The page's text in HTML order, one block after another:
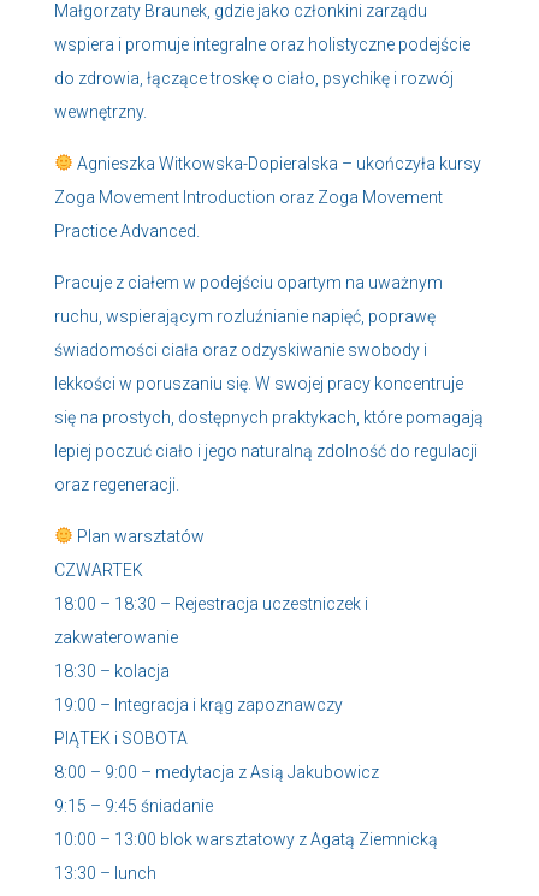
Małgorzaty Braunek, gdzie jako członkini zarządu
wspiera i promuje integralne oraz holistyczne podejście
do zdrowia, łączące troskę o ciało, psychikę i rozwój
wewnętrzny.
Agnieszka Witkowska-Dopieralska – ukończyła kursy
Zoga Movement Introduction oraz Zoga Movement
Practice Advanced.
Pracuje z ciałem w podejściu opartym na uważnym
ruchu, wspierającym rozluźnianie napięć, poprawę
świadomości ciała oraz odzyskiwanie swobody i
lekkości w poruszaniu się. W swojej pracy koncentruje
się na prostych, dostępnych praktykach, które pomagają
lepiej poczuć ciało i jego naturalną zdolność do regulacji
oraz regeneracji.
Plan warsztatów
CZWARTEK
18:00 – 18:30 – Rejestracja uczestniczek i
zakwaterowanie
18:30 – kolacja
19:00 – Integracja i krąg zapoznawczy
PIĄTEK i SOBOTA
8:00 – 9:00 – medytacja z Asią Jakubowicz
9:15 – 9:45 śniadanie
10:00 – 13:00 blok warsztatowy z Agatą Ziemnicką
13:30 – lunch